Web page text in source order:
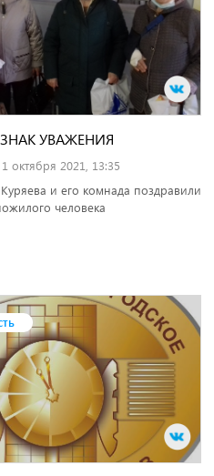
УВАЖЕНИЯ
1 октября 2021, 13:35
и его комнада поздравили
человека